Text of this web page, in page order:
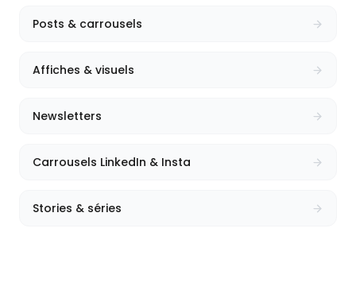
Posts & carrousels
Affiches & visuels
Newsletters
Carrousels LinkedIn & Insta
Stories & séries